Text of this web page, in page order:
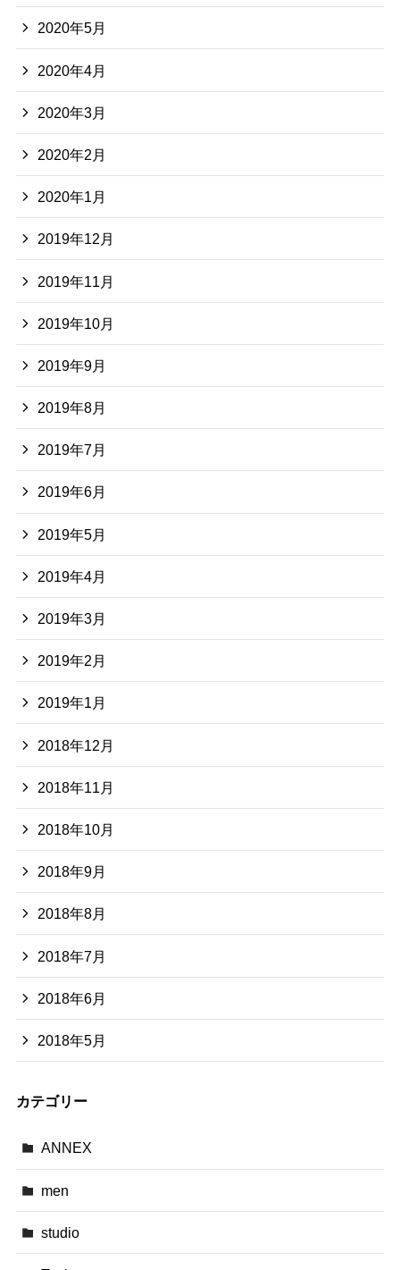
2020年5月
2020年4月
2020年3月
2020年2月
2020年1月
2019年12月
2019年11月
2019年10月
2019年9月
2019年8月
2019年7月
2019年6月
2019年5月
2019年4月
2019年3月
2019年2月
2019年1月
2018年12月
2018年11月
2018年10月
2018年9月
2018年8月
2018年7月
2018年6月
2018年5月
カテゴリー
ANNEX
men
studio